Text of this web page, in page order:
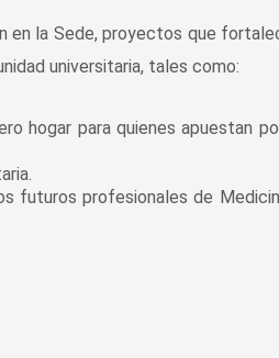
en la Sede, proyectos que
universitaria, tales como:
hogar para quienes apuestan
futuros profesionales de